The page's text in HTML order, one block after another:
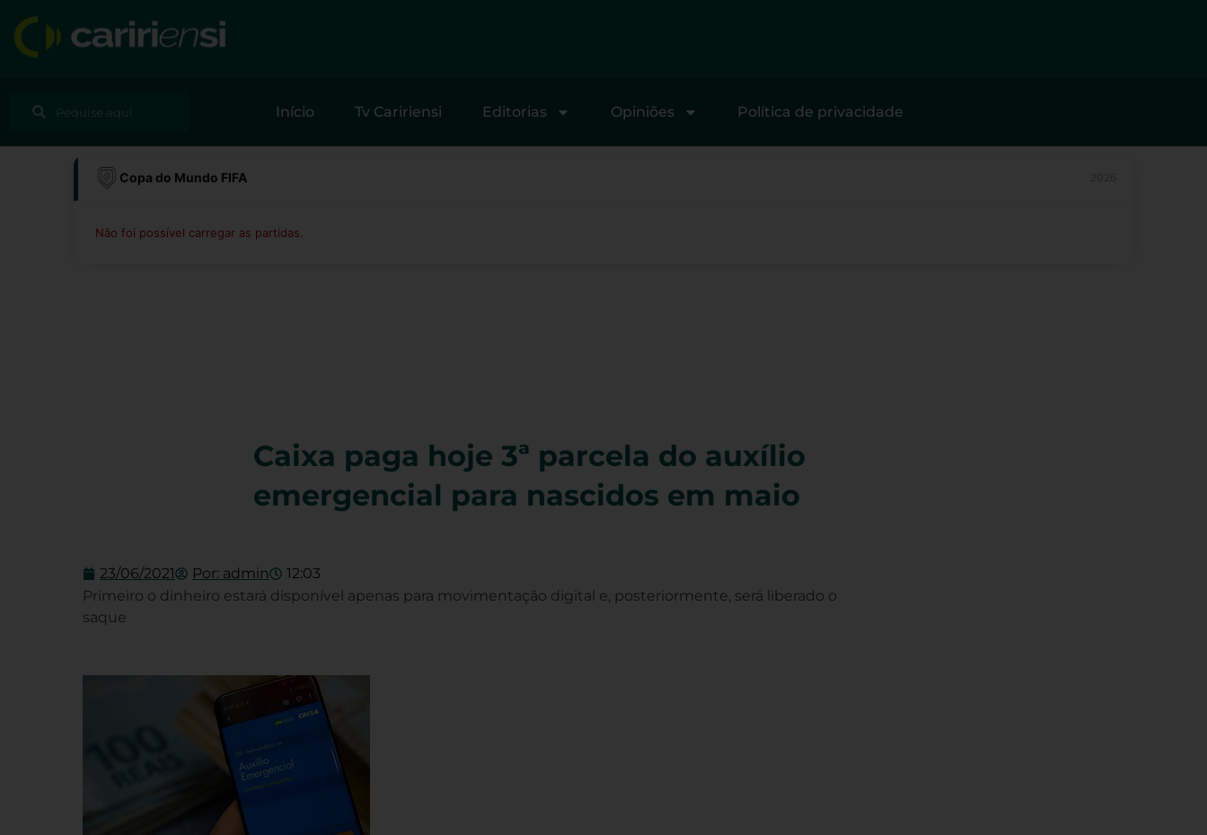
para
Pesquisar
Início Tv Caririensi Editorias Opiniões Política de privacidade
Copa do Mundo FIFA
Não foi possível carregar as partidas.
Caixa paga hoje 3ª parcela do auxílio
emergencial para nascidos em maio
23/06/2021 Por: admin
12:03
Primeiro o dinheiro estará disponível apenas para movimentação digital e, posteriormente, será liberado o
saque